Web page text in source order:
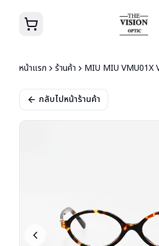
หน้าแรก ร้านค้า MIU MIU VMU01X
กลับไปหน้าร้านค้า